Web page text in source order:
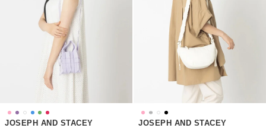
JOSEPH AND STACEY JOSEPH AND STACEY